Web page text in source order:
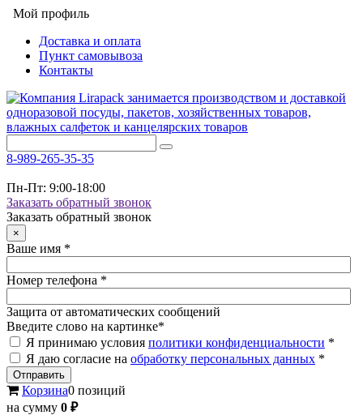
Мой профиль
Доставка и оплата
Пункт самовывоза
Контакты
8-989-265-35-35
Пн-Пт: 9:00-18:00
Заказать обратный звонок
Заказать обратный звонок
×
Ваше имя *
Номер телефона *
Защита от автоматических сообщений
Введите слово на картинке*
Я принимаю условия политики конфиденциальности *
Я даю согласие на обработку персональных данных *
Корзина0 позиций
на сумму 0 ₽